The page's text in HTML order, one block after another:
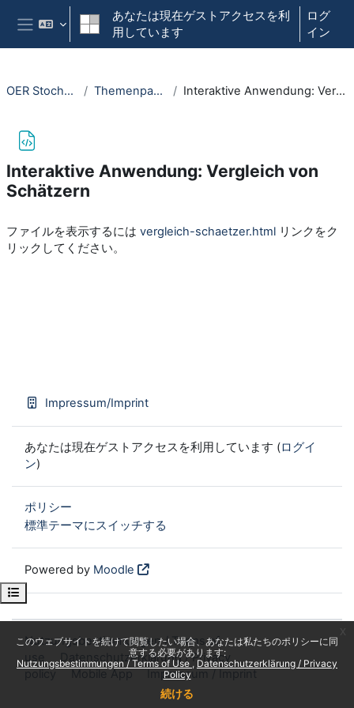
メインコンテンツへスキップする
このウェブサイトを続けて閲覧したい場合、あなたは私たちのポリシーに同
意する必要があります:
Nutzungsbestimmungen / Terms of Use
Datenschutzerklärung / Privacy
Policy
続ける
サイドパネル
あなたは現在ゲストアクセスを利
用しています
ログ
イン
Open course index
OER Stochastik NRW Themenpaket Statistik Interaktive Anwendung: Vergleich von Schätzern
Interaktive Anwendung: Vergleich von
Schätzern
ファイルを表示するには vergleich-schaetzer.html リンクをク
リックしてください。
Impressum/Imprint
あなたは現在ゲストアクセスを利用しています (ログイ
ン)
ポリシー
標準テーマにスイッチする
Powered by Moodle
Nutzungsbestimmungen / Terms of
use
Datenschutzerklärung / Privacy
policy
Mobile App Impressum / Imprint